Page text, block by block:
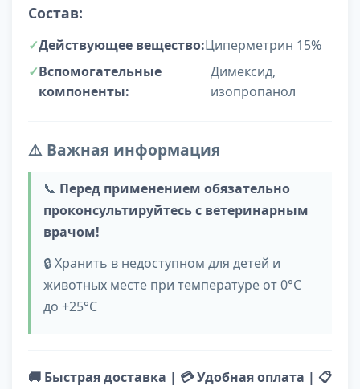
Состав:
Действующее вещество:Циперметрин 15%
Вспомогательные
компоненты:
Димексид,
изопропанол
⚠️ Важная информация
📞 Перед применением обязательно
проконсультируйтесь с ветеринарным
врачом!
🔒 Хранить в недоступном для детей и
животных месте при температуре от 0°С
до +25°С
🚚 Быстрая доставка | 💳 Удобная оплата | 📋